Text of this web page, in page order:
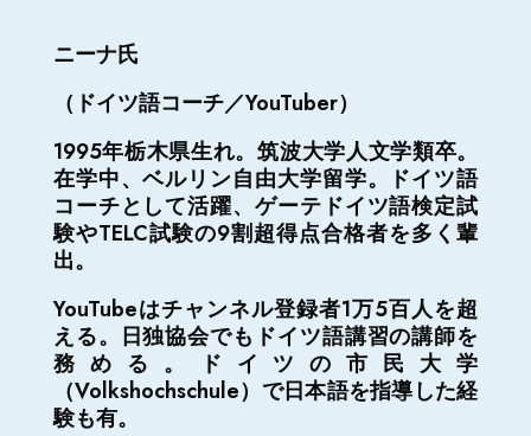
ニーナ氏
（ドイツ語コーチ／YouTuber）
1995年栃木県生れ。筑波大学人文学類卒。
在学中、ベルリン自由大学留学。ドイツ語
コーチとして活躍、ゲーテドイツ語検定試
験やTELC試験の9割超得点合格者を多く輩
出。
YouTubeはチャンネル登録者1万5百人を超
える。日独協会でもドイツ語講習の講師を
務める。ドイツの市民大学
（Volkshochschule）で日本語を指導した経
験も有。